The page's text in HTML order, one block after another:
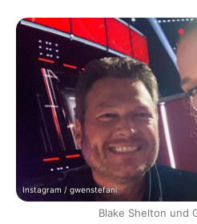
Instagram / gwenstefani
Blake Shelton und